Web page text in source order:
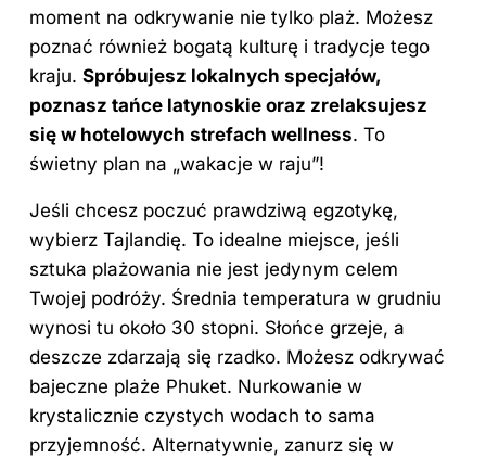
moment na odkrywanie nie tylko plaż. Możesz
poznać również bogatą kulturę i tradycje tego
kraju. Spróbujesz lokalnych specjałów,
poznasz tańce latynoskie oraz zrelaksujesz
się w hotelowych strefach wellness. To
świetny plan na „wakacje w raju”!
Jeśli chcesz poczuć prawdziwą egzotykę,
wybierz Tajlandię. To idealne miejsce, jeśli
sztuka plażowania nie jest jedynym celem
Twojej podróży. Średnia temperatura w grudniu
wynosi tu około 30 stopni. Słońce grzeje, a
deszcze zdarzają się rzadko. Możesz odkrywać
bajeczne plaże Phuket. Nurkowanie w
krystalicznie czystych wodach to sama
przyjemność. Alternatywnie, zanurz się w